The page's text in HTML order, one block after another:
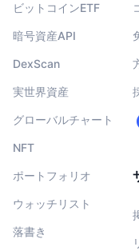
ビットコインETF
暗号資産API
DexScan
実世界資産
グローバルチャート
NFT
ポートフォリオ
ウォッチリスト
落書き